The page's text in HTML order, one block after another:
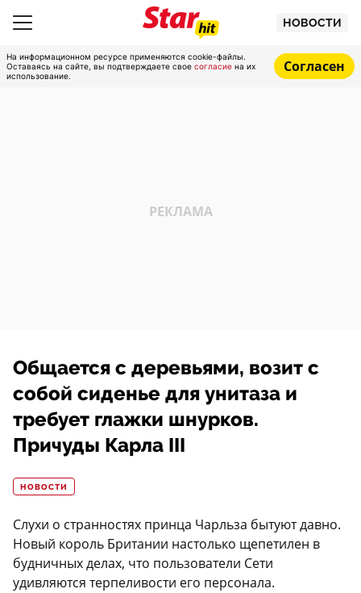
НОВОСТИ
На информационном ресурсе применяются cookie-файлы.
Оставаясь на сайте, вы подтверждаете свое согласие на их
использование.
Согласен
Общается с деревьями, возит с
собой сиденье для унитаза и
требует глажки шнурков.
Причуды Карла III
НОВОСТИ
Слухи о странностях принца Чарльза бытуют давно.
Новый король Британии настолько щепетилен в
будничных делах, что пользователи Сети
удивляются терпеливости его персонала.